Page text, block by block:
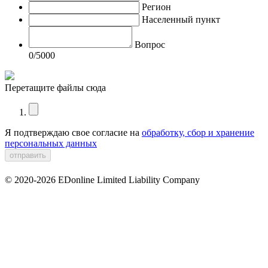
Регион
Населенный пункт
Вопрос
0/5000
Перетащите файлы сюда
Я подтверждаю свое согласие на обработку, сбор и хранение
персональных данных
© 2020-2026 EDonline Limited Liability Company